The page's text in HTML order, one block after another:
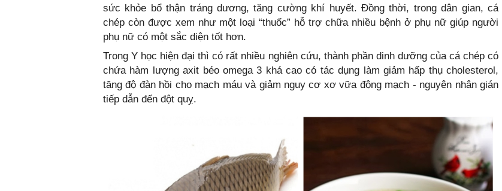
sức khỏe bổ thận tráng dương, tăng cường khí huyết. Đồng thời, trong dân gian, cá
chép còn được xem như một loại “thuốc” hỗ trợ chữa nhiều bệnh ở phụ nữ giúp người
phụ nữ có một sắc diện tốt hơn.
Trong Y học hiện đại thì có rất nhiều nghiên cứu, thành phần dinh dưỡng của cá chép có
chứa hàm lượng axit béo omega 3 khá cao có tác dụng làm giảm hấp thụ cholesterol,
tăng độ đàn hồi cho mạch máu và giảm nguy cơ xơ vữa động mạch - nguyên nhân gián
tiếp dẫn đến đột quỵ.